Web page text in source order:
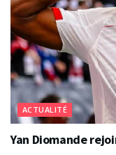
ACTUALITÉ
Yan Diomande